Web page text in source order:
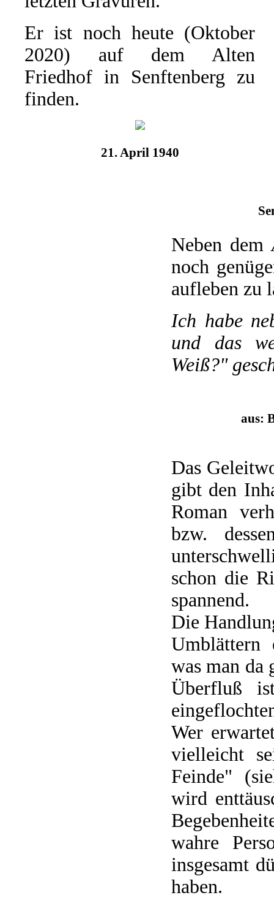
Er ist noch heute (Oktober
2020) auf dem Alten
Friedhof in Senftenberg zu
finden.
21. April 1940
Neben dem
noch
aufleben zu
Ich habe
und das
Weiß?"
aus:
Das
gibt den
Roman
bzw.
schon die
spannend.
Die
Umblättern
was man da
Überfluß
Wer
vielleicht
Feinde"
wird
wahre
insgesamt
haben.